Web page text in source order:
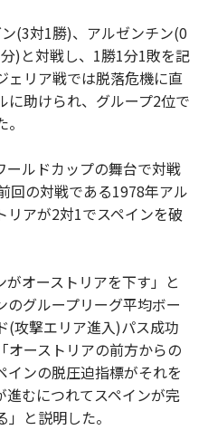
(3対1勝)、アルゼンチン(0
)と対戦し、1勝1分1敗を記
ェリア戦では脱落危機に直
に助けられ、グループ2位で
ールドカップの舞台で対戦
回の対戦である1978年アル
リアが2対1でスペインを破
オーストリアを下す」と
グループリーグ平均ボー
(攻撃エリア進入)パス成功
オーストリアの前方からの
インの脱圧迫指標がそれを
むにつれてスペインが完
と説明した。